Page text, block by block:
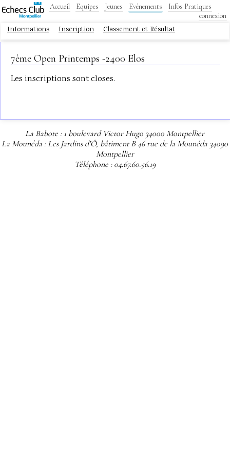
Accueil Equipes Jeunes Evénements
Infos Pratiques
connexion
Informations Inscription Classement et Résultat
7ème Open Printemps -2400 Elos
Les inscriptions sont closes.
La Babote : 1 boulevard Victor Hugo 34000 Montpellier
La Mounéda : Les Jardins d’Ô, bâtiment B 46 rue de la Mounéda 34090
Montpellier
Téléphone : 04.67.60.56.19